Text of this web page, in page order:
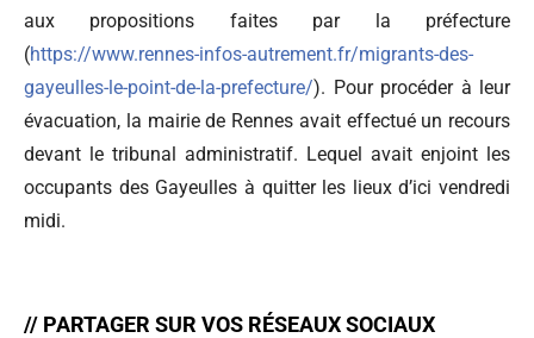
aux propositions faites par la préfecture
(https://www.rennes-infos-autrement.fr/migrants-des-
gayeulles-le-point-de-la-prefecture/). Pour procéder à leur
évacuation, la mairie de Rennes avait effectué un recours
devant le tribunal administratif. Lequel avait enjoint les
occupants des Gayeulles à quitter les lieux d’ici vendredi
midi.
// PARTAGER SUR VOS RÉSEAUX SOCIAUX